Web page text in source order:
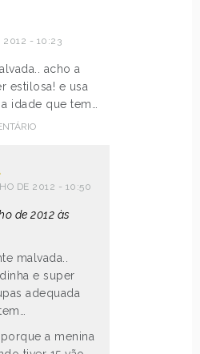
2012 - 10:23
acho a
estilosa! e usa
idade que tem…
DE 2012 - 10:50
de 2012 às
malvada..
e super
adequada
a menina